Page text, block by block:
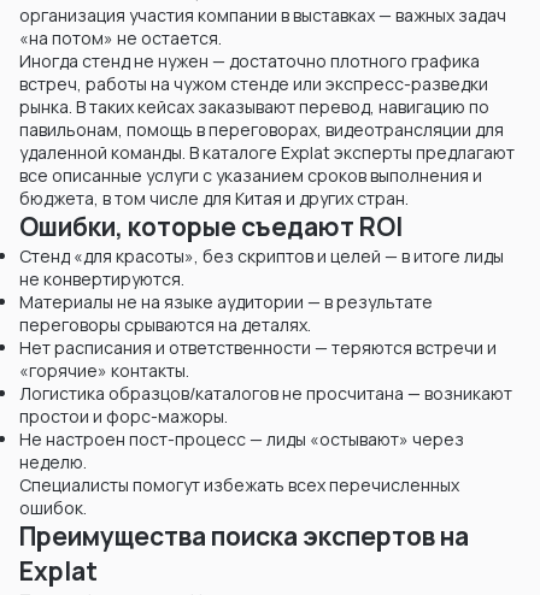
организация участия компании в выставках — важных задач
«на потом» не остается.
Иногда стенд не нужен — достаточно плотного графика
встреч, работы на чужом стенде или экспресс-разведки
рынка. В таких кейсах заказывают перевод, навигацию по
павильонам, помощь в переговорах, видеотрансляции для
удаленной команды. В каталоге Explat эксперты предлагают
все описанные услуги с указанием сроков выполнения и
бюджета, в том числе для Китая и других стран.
Ошибки, которые съедают ROI
Стенд «для красоты», без скриптов и целей — в итоге лиды
не конвертируются.
Материалы не на языке аудитории — в результате
переговоры срываются на деталях.
Нет расписания и ответственности — теряются встречи и
«горячие» контакты.
Логистика образцов/каталогов не просчитана — возникают
простои и форс-мажоры.
Не настроен пост-процесс — лиды «остывают» через
неделю.
Специалисты помогут избежать всех перечисленных
ошибок.
Преимущества поиска экспертов на
Explat